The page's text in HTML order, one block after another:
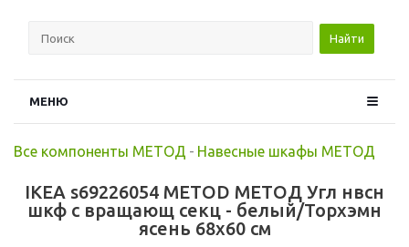
Найти
МЕНЮ
Все компоненты МЕТОД - Навесные шкафы МЕТОД
IKEA s69226054 METOD МЕТОД Угл нвсн
шкф с вращающ секц - белый/Торхэмн
ясень 68x60 см